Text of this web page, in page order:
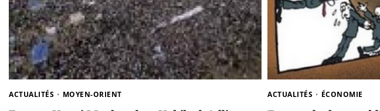
ACTUALITÉS MOYEN-ORIENT ACTUALITÉS ÉCONOMIE